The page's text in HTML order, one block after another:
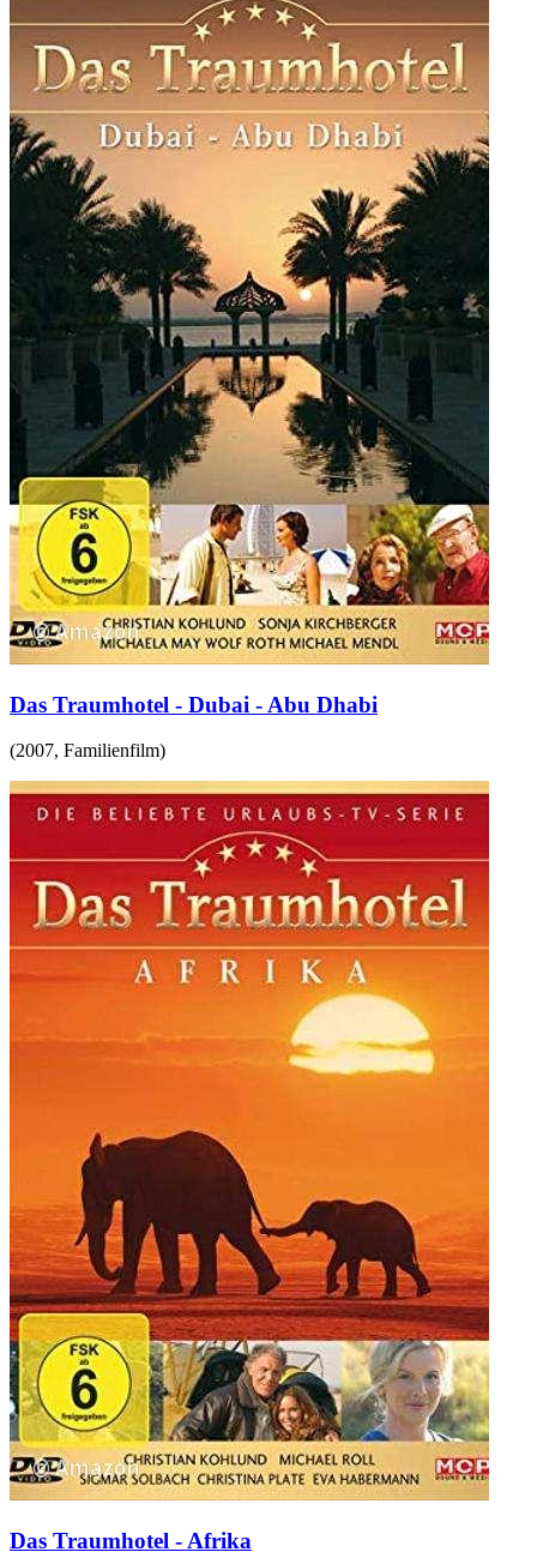
Das Traumhotel - Dubai - Abu Dhabi
(2007, Familienfilm)
Das Traumhotel - Afrika